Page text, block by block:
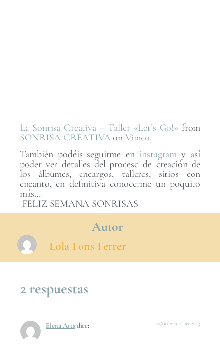
La Sonrisa Creativa – Taller «Let’s Go!» from
SONRISA CREATIVA on Vimeo.
También podéis seguirme en instagramy así
poder ver detalles del proceso de creación de
los álbumes, encargos, talleres, sitios con
encanto, en definitiva conocerme un poquito
más…
FELIZ SEMANA SONRISAS
Autor
Lola Fons Ferrer
2 respuestas
Elena Artsdice: 22/05/2015 a las 22:43